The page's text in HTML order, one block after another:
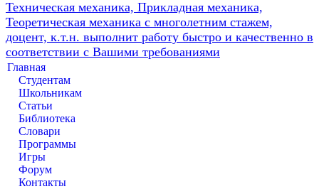
Техническая механика, Прикладная механика,
Теоретическая механика с многолетним стажем,
доцент, к.т.н. выполнит работу быстро и качественно в
соответствии с Вашими требованиями
Главная
Студентам
Школьникам
Статьи
Библиотека
Словари
Программы
Игры
Форум
Контакты